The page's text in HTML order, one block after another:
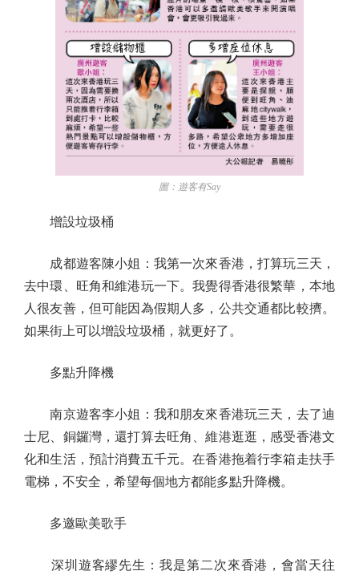
圖：遊客有Say
增設垃圾桶
成都遊客陳小姐：我第一次來香港，打算玩三天，
去中環、旺角和維港玩一下。我覺得香港很繁華，本地
人很友善，但可能因為假期人多，公共交通都比較擠。
如果街上可以增設垃圾桶，就更好了。
多點升降機
南京遊客李小姐：我和朋友來香港玩三天，去了迪
士尼、銅鑼灣，還打算去旺角、維港逛逛，感受香港文
化和生活，預計消費五千元。在香港拖着行李箱走扶手
電梯，不安全，希望每個地方都能多點升降機。
多邀歐美歌手
深圳遊客繆先生：我是第二次來香港，會當天往